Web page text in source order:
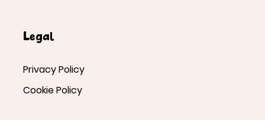
Legal
Privacy Policy
Cookie Policy